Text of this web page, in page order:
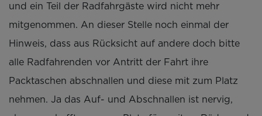
und ein Teil der Radfahrgäste wird nicht mehr
mitgenommen. An dieser Stelle noch einmal der
Hinweis, dass aus Rücksicht auf andere doch bitte
alle Radfahrenden vor Antritt der Fahrt ihre
Packtaschen abschnallen und diese mit zum Platz
nehmen. Ja das Auf- und Abschnallen ist nervig,